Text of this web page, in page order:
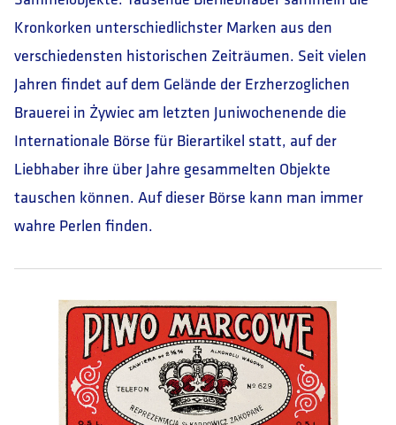
Kronkorken unterschiedlichster Marken aus den
verschiedensten historischen Zeiträumen. Seit vielen
Jahren findet auf dem Gelände der Erzherzoglichen
Brauerei in Żywiec am letzten Juniwochenende die
Internationale Börse für Bierartikel statt, auf der
Liebhaber ihre über Jahre gesammelten Objekte
tauschen können. Auf dieser Börse kann man immer
wahre Perlen finden.